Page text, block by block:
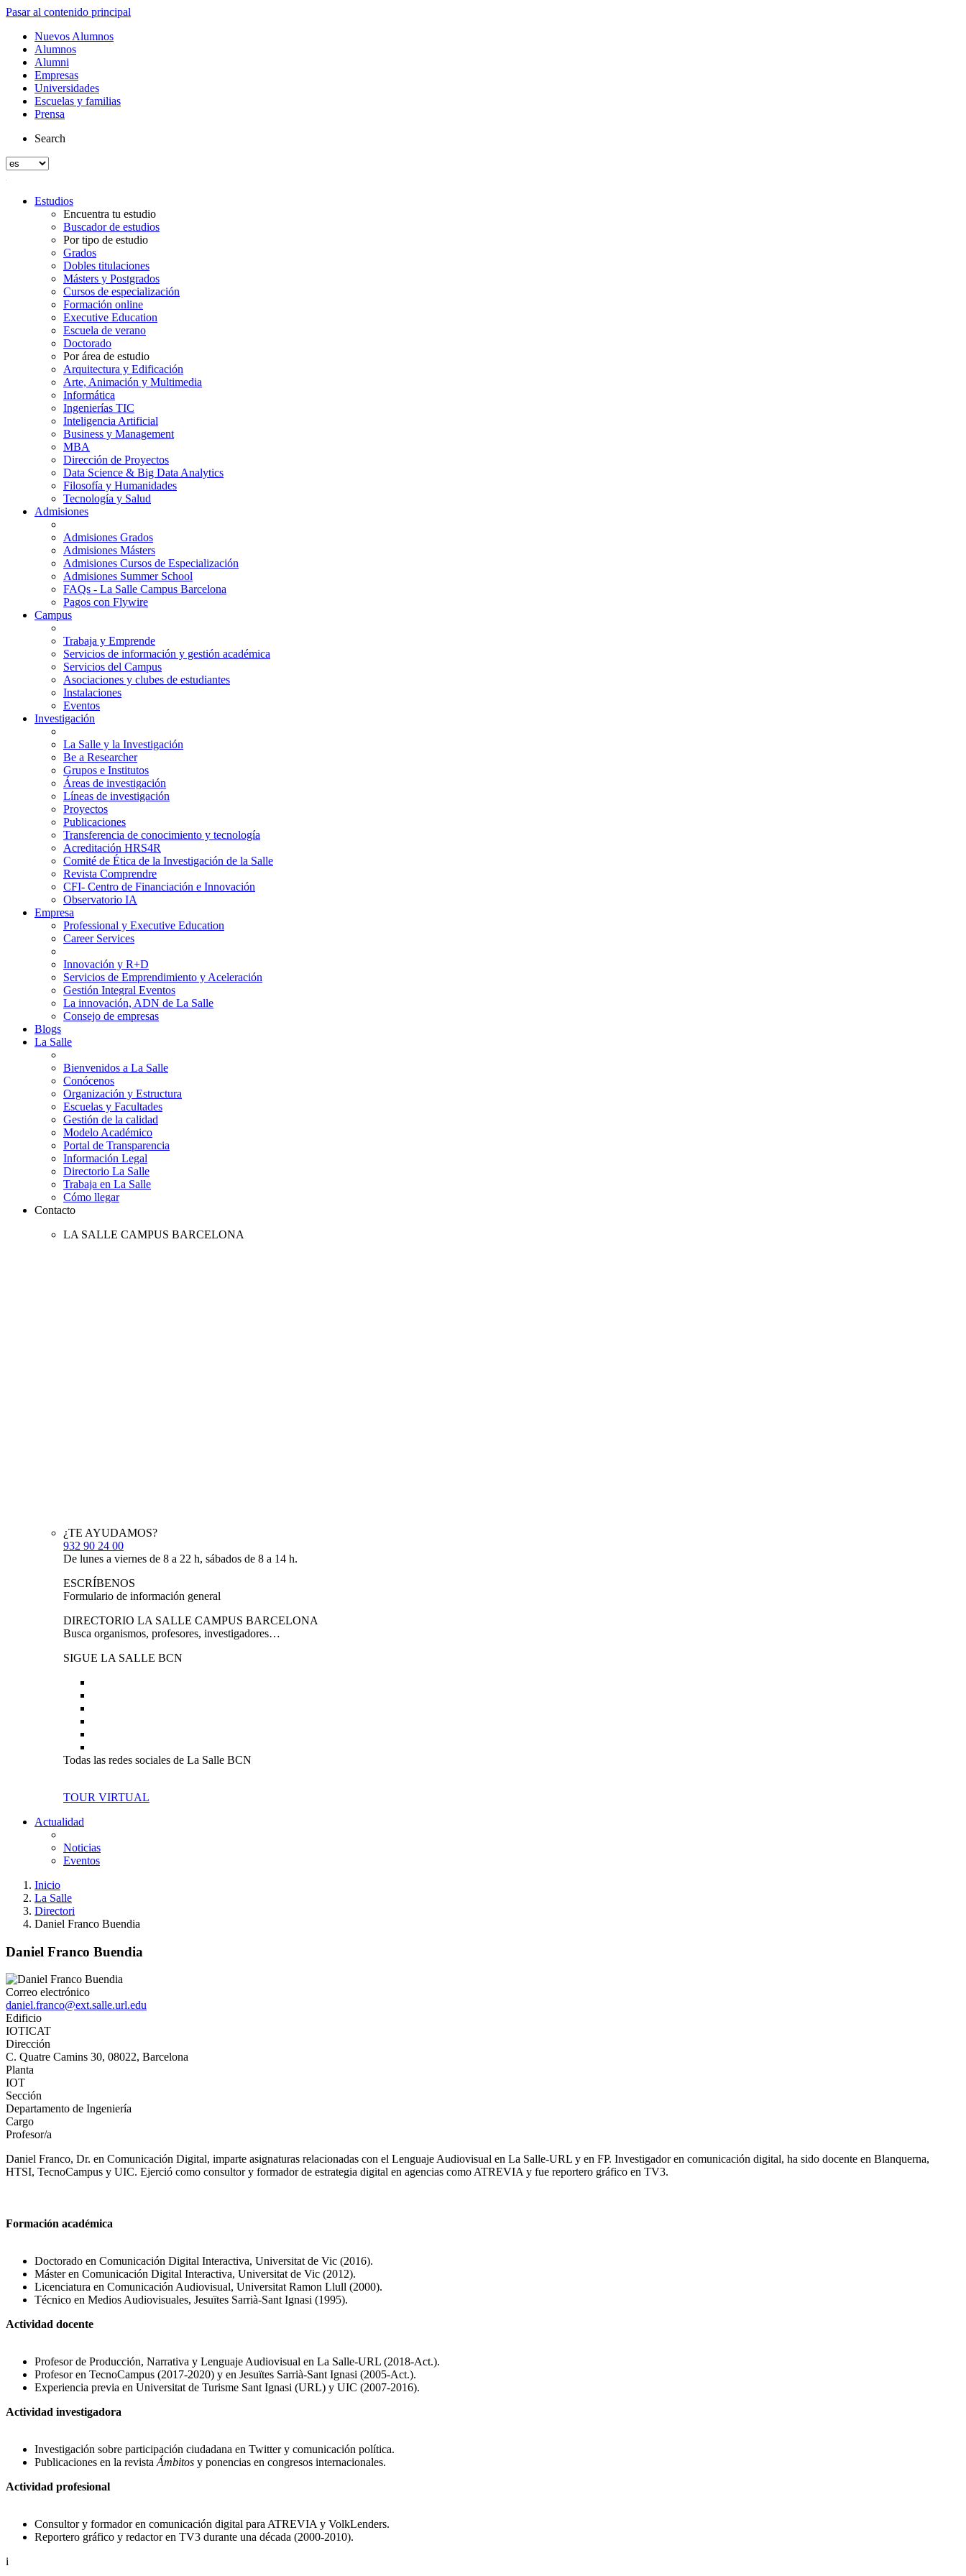
Pasar al contenido principal
Nuevos Alumnos
Alumnos
Alumni
Empresas
Universidades
Escuelas y familias
Prensa
Search
Estudios
Encuentra tu estudio
Buscador de estudios
Por tipo de estudio
Grados
Dobles titulaciones
Másters y Postgrados
Cursos de especialización
Formación online
Executive Education
Escuela de verano
Doctorado
Por área de estudio
Arquitectura y Edificación
Arte, Animación y Multimedia
Informática
Ingenierías TIC
Inteligencia Artificial
Business y Management
MBA
Dirección de Proyectos
Data Science & Big Data Analytics
Filosofía y Humanidades
Tecnología y Salud
Admisiones
Admisiones Grados
Admisiones Másters
Admisiones Cursos de Especialización
Admisiones Summer School
FAQs - La Salle Campus Barcelona
Pagos con Flywire
Campus
Trabaja y Emprende
Servicios de información y gestión académica
Servicios del Campus
Asociaciones y clubes de estudiantes
Instalaciones
Eventos
Investigación
La Salle y la Investigación
Be a Researcher
Grupos e Institutos
Áreas de investigación
Líneas de investigación
Proyectos
Publicaciones
Transferencia de conocimiento y tecnología
Acreditación HRS4R
Comité de Ética de la Investigación de la Salle
Revista Comprendre
CFI- Centro de Financiación e Innovación
Observatorio IA
Empresa
Professional y Executive Education
Career Services
Innovación y R+D
Servicios de Emprendimiento y Aceleración
Gestión Integral Eventos
La innovación, ADN de La Salle
Consejo de empresas
Blogs
La Salle
Bienvenidos a La Salle
Conócenos
Organización y Estructura
Escuelas y Facultades
Gestión de la calidad
Modelo Académico
Portal de Transparencia
Información Legal
Directorio La Salle
Trabaja en La Salle
Cómo llegar
Contacto
LA SALLE CAMPUS BARCELONA
¿TE AYUDAMOS?
932 90 24 00
De lunes a viernes de 8 a 22 h, sábados de 8 a 14 h.
ESCRÍBENOS
Formulario de información general
DIRECTORIO LA SALLE CAMPUS BARCELONA
Busca organismos, profesores, investigadores…
SIGUE LA SALLE BCN
Todas las redes sociales de La Salle BCN
TOUR VIRTUAL
Actualidad
Noticias
Eventos
Inicio
La Salle
Directori
Daniel Franco Buendia
Daniel Franco Buendia
Correo electrónico
daniel.franco@ext.salle.url.edu
Edificio
IOTICAT
Dirección
C. Quatre Camins 30, 08022, Barcelona
Planta
IOT
Sección
Departamento de Ingeniería
Cargo
Profesor/a
Daniel Franco, Dr. en Comunicación Digital, imparte asignaturas relacionadas con el Lenguaje Audiovisual en La Salle-URL y en FP. Investigador en comunicación digital, ha sido docente en Blanquerna,
HTSI, TecnoCampus y UIC. Ejerció como consultor y formador de estrategia digital en agencias como ATREVIA y fue reportero gráfico en TV3.
Formación académica
Doctorado en Comunicación Digital Interactiva, Universitat de Vic (2016).
Máster en Comunicación Digital Interactiva, Universitat de Vic (2012).
Licenciatura en Comunicación Audiovisual, Universitat Ramon Llull (2000).
Técnico en Medios Audiovisuales, Jesuïtes Sarrià-Sant Ignasi (1995).
Actividad docente
Profesor de Producción, Narrativa y Lenguaje Audiovisual en La Salle-URL (2018-Act.).
Profesor en TecnoCampus (2017-2020) y en Jesuïtes Sarrià-Sant Ignasi (2005-Act.).
Experiencia previa en Universitat de Turisme Sant Ignasi (URL) y UIC (2007-2016).
Actividad investigadora
Investigación sobre participación ciudadana en Twitter y comunicación política.
Publicaciones en la revistaÁmbitos y ponencias en congresos internacionales.
Actividad profesional
Consultor y formador en comunicación digital para ATREVIA y VolkLenders.
Reportero gráfico y redactor en TV3 durante una década (2000-2010).
i